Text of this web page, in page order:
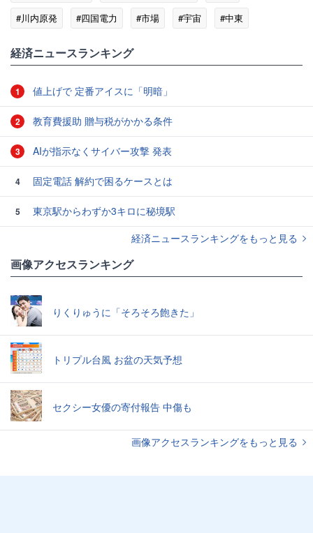
#川内原発
#四国電力 #市場 #宇宙
#中東
経済ニュースランキング
1 値上げで 定番アイスに「明暗」
2 教育費援助 贈与税がかかる条件
3 AIが指示なくサイバー攻撃 発表
4 固定電話 解約で困るケースとは
5
東京駅からわずか3キロに秘境駅
経済ニュースランキングをもっと見る
画像アクセスランキング
りくりゅうに「そろそろ飽きた」
トリプル台風 お盆の天気予想
セクシー女優の寄付報告 中傷も
画像アクセスランキングをもっと見る